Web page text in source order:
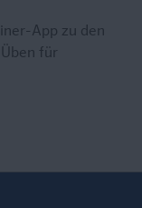
App zu den
für